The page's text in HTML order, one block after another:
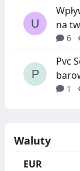
na
6
Pvc
1
Waluty
EUR